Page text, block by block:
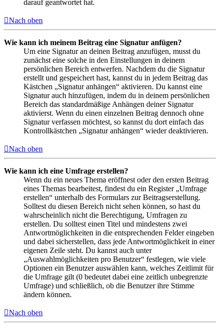
darauf geantwortet hat.
Nach oben
Wie kann ich meinem Beitrag eine Signatur anfügen?
Um eine Signatur an deinen Beitrag anzufügen, musst du
zunächst eine solche in den Einstellungen in deinem
persönlichen Bereich entwerfen. Nachdem du die Signatur
erstellt und gespeichert hast, kannst du in jedem Beitrag das
Kästchen „Signatur anhängen“ aktivieren. Du kannst eine
Signatur auch hinzufügen, indem du in deinem persönlichen
Bereich das standardmäßige Anhängen deiner Signatur
aktivierst. Wenn du einen einzelnen Beitrag dennoch ohne
Signatur verfassen möchtest, so kannst du dort einfach das
Kontrollkästchen „Signatur anhängen“ wieder deaktivieren.
Nach oben
Wie kann ich eine Umfrage erstellen?
Wenn du ein neues Thema eröffnest oder den ersten Beitrag
eines Themas bearbeitest, findest du ein Register „Umfrage
erstellen“ unterhalb des Formulars zur Beitragserstellung.
Solltest du diesen Bereich nicht sehen können, so hast du
wahrscheinlich nicht die Berechtigung, Umfragen zu
erstellen. Du solltest einen Titel und mindestens zwei
Antwortmöglichkeiten in die entsprechenden Felder eingeben
und dabei sicherstellen, dass jede Antwortmöglichkeit in einer
eigenen Zeile steht. Du kannst auch unter
„Auswahlmöglichkeiten pro Benutzer“ festlegen, wie viele
Optionen ein Benutzer auswählen kann, welches Zeitlimit für
die Umfrage gilt (0 bedeutet dabei eine zeitlich unbegrenzte
Umfrage) und schließlich, ob die Benutzer ihre Stimme
ändern können.
Nach oben